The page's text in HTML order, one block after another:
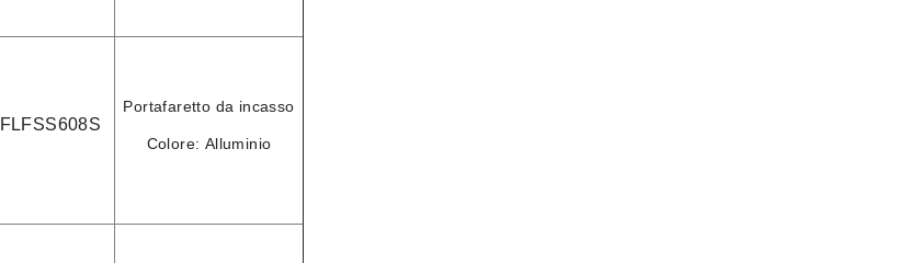
FLFSS608S
Portafaretto da incasso
Colore: Alluminio